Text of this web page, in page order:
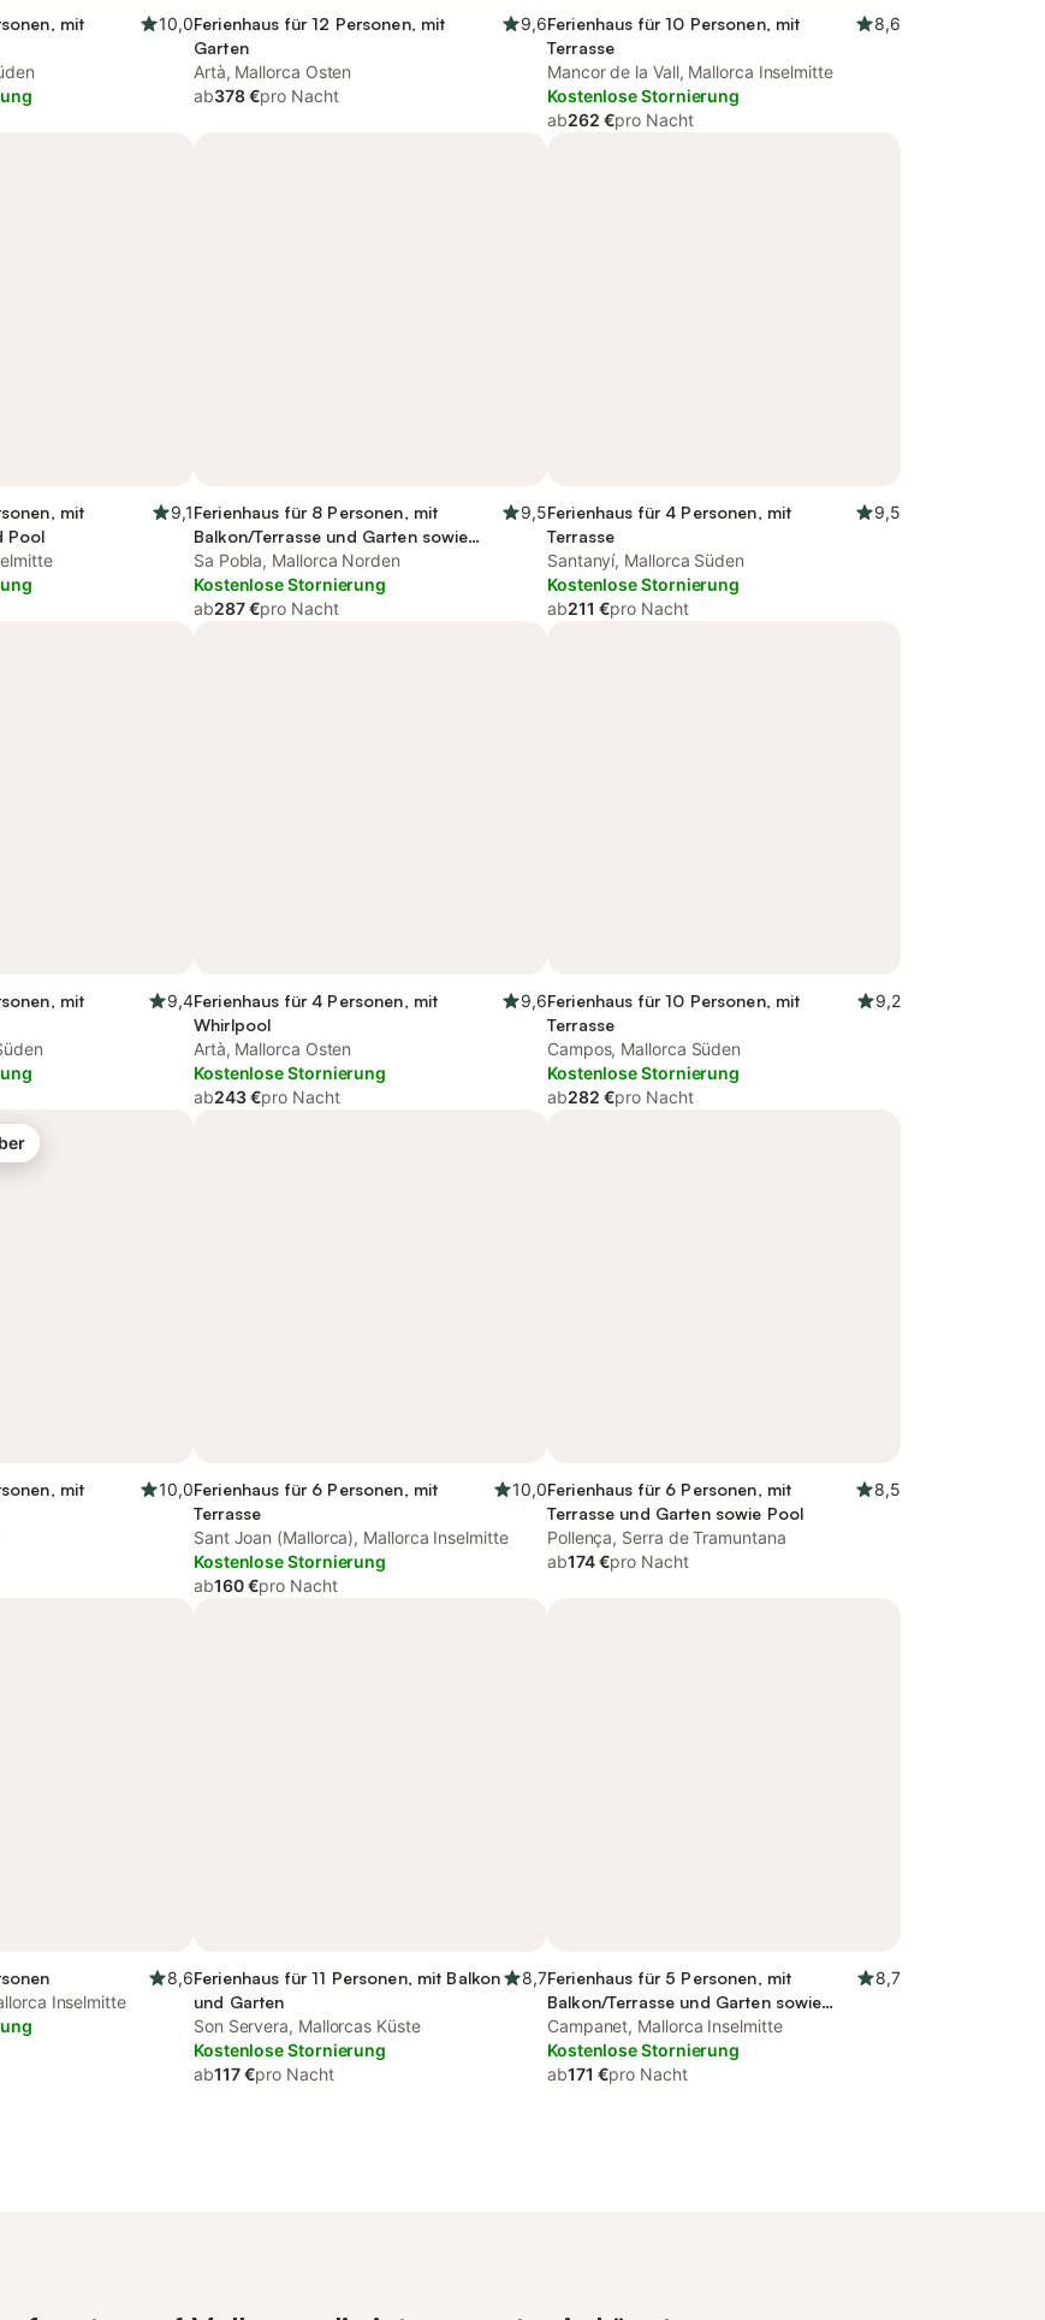
mit
10,0Ferienhaus für 12 Personen, mit
Garten
9,6
Artà, Mallorca Osten
ab378 €pro Nacht
Ferienhaus für 10 Personen, mit
Terrasse
8,6
Mancor de la Vall, Mallorca Inselmitte
Kostenlose Stornierung
ab262 €pro Nacht
mit
Pool
9,1Ferienhaus für 8 Personen, mit
Balkon/Terrasse und Garten sowie
Pool
9,5
Sa Pobla, Mallorca Norden
Kostenlose Stornierung
ab287 €pro Nacht
Ferienhaus für 4 Personen, mit
Terrasse
9,5
Santanyí, Mallorca Süden
Kostenlose Stornierung
ab211 €pro Nacht
mit
9,4Ferienhaus für 4 Personen, mit
Whirlpool
9,6
Artà, Mallorca Osten
Kostenlose Stornierung
ab243 €pro Nacht
Ferienhaus für 10 Personen, mit
Terrasse
9,2
Campos, Mallorca Süden
Kostenlose Stornierung
ab282 €pro Nacht
mit
10,0Ferienhaus für 6 Personen, mit
Terrasse
10,0
Sant Joan (Mallorca), Mallorca Inselmitte
Kostenlose Stornierung
ab160 €pro Nacht
Ferienhaus für 6 Personen, mit
Terrasse und Garten sowie Pool
8,5
Pollença, Serra de Tramuntana
ab174 €pro Nacht
8,6
Inselmitte
Ferienhaus für 11 Personen, mit Balkon
und Garten
8,7
Son Servera, Mallorcas Küste
Kostenlose Stornierung
ab117 €pro Nacht
Ferienhaus für 5 Personen, mit
Balkon/Terrasse und Garten sowie
Pool
8,7
Campanet, Mallorca Inselmitte
Kostenlose Stornierung
ab171 €pro Nacht